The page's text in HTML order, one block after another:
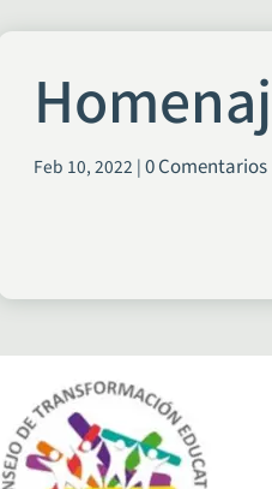
Feb 10, 2022 |0 Comentarios